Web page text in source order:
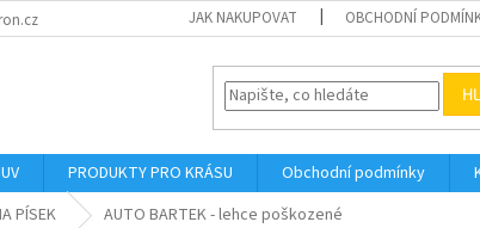
JAK NAKUPOVAT OBCHODNÍ
PRODUKTY PRO KRÁSU Obchodní podmínky
PÍSEK AUTO BARTEK - lehce poškozené